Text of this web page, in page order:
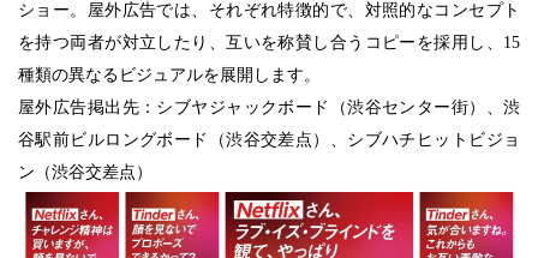
ショー。屋外広告では、それぞれ特徴的で、対照的なコンセプト
を持つ両者が対立したり、互いを称賛し合うコピーを採用し、15
種類の異なるビジュアルを展開します。
屋外広告掲出先：シブヤジャックボード（渋谷センター街）、渋
谷駅前ビルロングボード（渋谷交差点）、 シブハチヒットビジョ
ン（渋谷交差点）